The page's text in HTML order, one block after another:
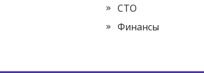
СТО
Финансы